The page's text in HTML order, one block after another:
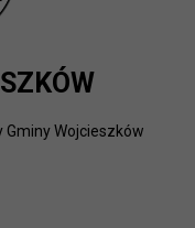
Wojcieszków